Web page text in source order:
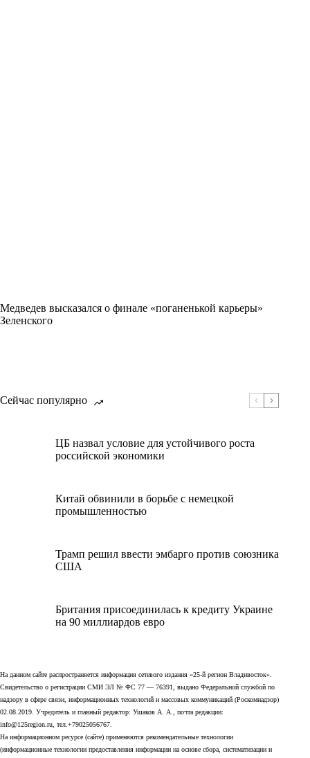
Медведев высказался о финале «поганенькой карьеры»
Зеленского
Сейчас популярно
ЦБ назвал условие для устойчивого роста
российской экономики
Китай обвинили в борьбе с немецкой
промышленностью
Трамп решил ввести эмбарго против союзника
США
Британия присоединилась к кредиту Украине
на 90 миллиардов евро
На данном сайте распространяется информация сетевого издания «25-й регион Владивосток».
Свидетельство о регистрации СМИ ЭЛ № ФС 77 — 76391, выдано Федеральной службой по
надзору в сфере связи, информационных технологий и массовых коммуникаций (Роскомнадзор)
02.08.2019. Учредитель и главный редактор: Ушаков А. А., почта редакции:
info@125region.ru, тел.+79025056767.
На информационном ресурсе (сайте) применяются рекомендательные технологии
(информационные технологии предоставления информации на основе сбора, систематизации и